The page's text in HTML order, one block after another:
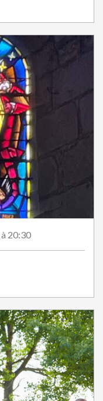
à 20:30